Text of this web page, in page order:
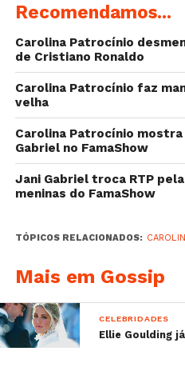
–Rita Ferro Rodrigues
–Rita Pereira reage às
e silicone”
–
Cristina Ferreira está
Pablo Escobar
–Carolina Deslandes
apaixonante ao noivo
Recomendamos...
Carolina Patrocínio
de Cristiano Ronaldo
Carolina Patrocínio faz
velha
Carolina Patrocínio
Gabriel no FamaShow
Jani Gabriel troca RTP
meninas do FamaShow
TÓPICOS RELACIONADOS:
Mais em Gossip
CELEBRIDADES
Ellie Goulding